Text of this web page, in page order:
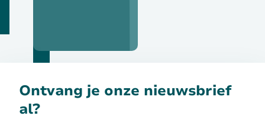
Ontvang je onze nieuwsbrief
al?